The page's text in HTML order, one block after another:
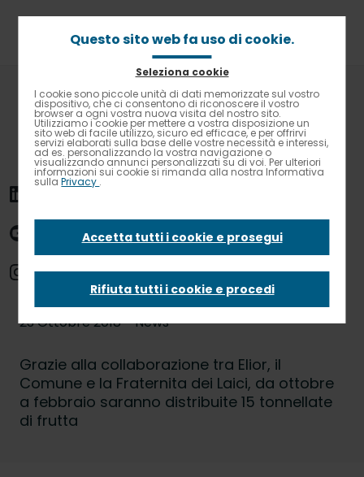
Contrasto elevato
Briciole
pane
Home
News
Mele a km zero per gli studenti delle scuole di Arezzo
Mele a km zero per
gli studenti delle
scuole di Arezzo
23 Ottobre 2018 - News
Grazie alla collaborazione tra Elior, il
Comune e la Fraternita dei Laici, da ottobre
a febbraio saranno distribuite 15 tonnellate
di frutta
Questo sito web fa uso di cookie.
Seleziona cookie
I cookie sono piccole unità di dati memorizzate sul vostro
dispositivo, che ci consentono di riconoscere il vostro
browser a ogni vostra nuova visita del nostro sito.
Utilizziamo i cookie per mettere a vostra disposizione un
sito web di facile utilizzo, sicuro ed efficace, e per offrirvi
servizi elaborati sulla base delle vostre necessità e interessi,
ad es. personalizzando la vostra navigazione o
visualizzando annunci personalizzati su di voi. Per ulteriori
informazioni sui cookie si rimanda alla nostra Informativa
sullaPrivacy .
Accetta tutti i cookie e prosegui
Rifiuta tutti i cookie e procedi